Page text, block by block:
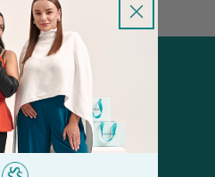
в Instagram